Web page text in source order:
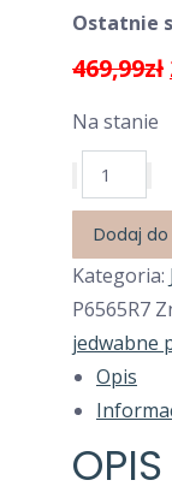
Ostatnie
469,99zł
Na stanie
ilość
Jedwabna
Poszewka
Czerwona
65x65
+
2
Gumki
Dodaj do
Kategoria:
P6565R7
jedwabne
Opis
OPIS